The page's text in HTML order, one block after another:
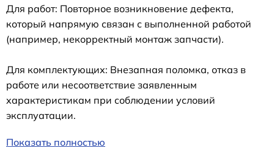
Для работ: Повторное возникновение дефекта,
который напрямую связан с выполненной работой
(например, некорректный монтаж запчасти).
Для комплектующих: Внезапная поломка, отказ в
работе или несоответствие заявленным
характеристикам при соблюдении условий
эксплуатации.
Показать полностью